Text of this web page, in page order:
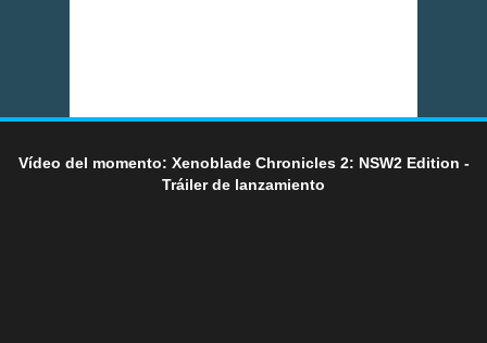
Vídeo del momento: Xenoblade Chronicles 2: NSW2 Edition -
Tráiler de lanzamiento